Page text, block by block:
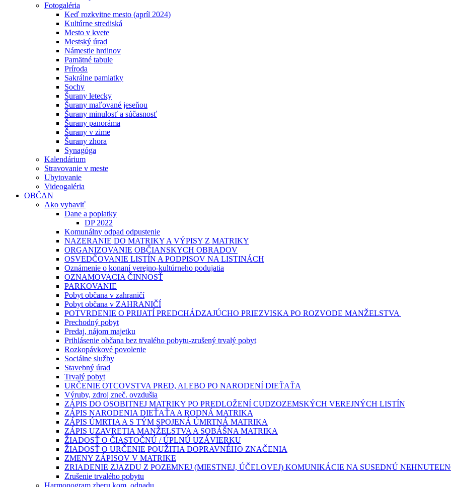
Fotogaléria
Keď rozkvitne mesto (apríl 2024)
Kultúrne strediská
Mesto v kvete
Mestský úrad
Námestie hrdinov
Pamätné tabule
Príroda
Sakrálne pamiatky
Sochy
Šurany letecky
Šurany maľované jeseňou
Šurany minulosť a súčasnosť
Šurany panoráma
Šurany v zime
Šurany zhora
Synagóga
Kalendárium
Stravovanie v meste
Ubytovanie
Videogaléria
OBČAN
Ako vybaviť
Dane a poplatky
DP 2022
Komunálny odpad odpustenie
NAZERANIE DO MATRIKY A VÝPISY Z MATRIKY
ORGANIZOVANIE OBČIANSKYCH OBRADOV
OSVEDČOVANIE LISTÍN A PODPISOV NA LISTINÁCH
Oznámenie o konaní verejno-kultúrneho podujatia
OZNAMOVACIA ČINNOSŤ
PARKOVANIE
Pobyt občana v zahraničí
Pobyt občana v ZAHRANIČÍ
POTVRDENIE O PRIJATÍ PREDCHÁDZAJÚCHO PRIEZVISKA PO ROZVODE MANŽELSTVA
Prechodný pobyt
Predaj, nájom majetku
Prihlásenie občana bez trvalého pobytu-zrušený trvalý pobyt
Rozkopávkové povolenie
Sociálne služby
Stavebný úrad
Trvalý pobyt
URČENIE OTCOVSTVA PRED, ALEBO PO NARODENÍ DIEŤAŤA
Výruby, zdroj zneč. ovzdušia
ZÁPIS DO OSOBITNEJ MATRIKY PO PREDLOŽENÍ CUDZOZEMSKÝCH VEREJNÝCH LISTÍN
ZÁPIS NARODENIA DIEŤAŤA A RODNÁ MATRIKA
ZÁPIS ÚMRTIA A S TÝM SPOJENÁ ÚMRTNÁ MATRIKA
ZÁPIS UZAVRETIA MANŽELSTVA A SOBÁŠNA MATRIKA
ŽIADOSŤ O ČIASTOČNÚ / ÚPLNÚ UZÁVIERKU
ŽIADOSŤ O URČENIE POUŽITIA DOPRAVNÉHO ZNAČENIA
ZMENY ZÁPISOV V MATRIKE
ZRIADENIE ZJAZDU Z POZEMNEJ (MIESTNEJ, ÚČELOVEJ) KOMUNIKÁCIE NA SUSEDNÚ
Zrušenie trvalého pobytu
Harmonogram zberu kom. odpadu